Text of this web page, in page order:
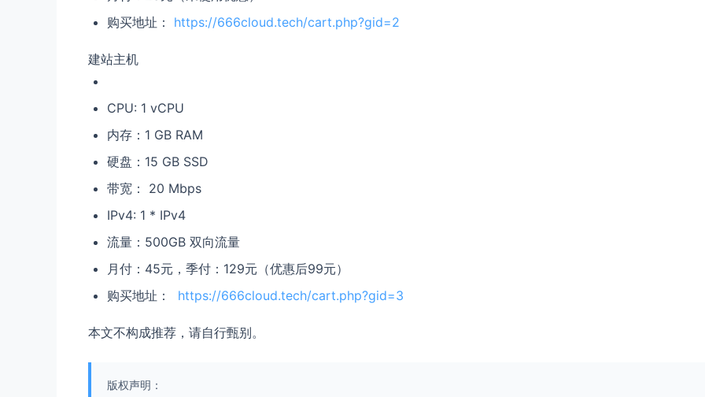
购买地址： https://666cloud.tech/cart.php?gid=2
建站主机
CPU: 1 vCPU
内存：1 GB RAM
硬盘：15 GB SSD
带宽： 20 Mbps
IPv4: 1 * IPv4
流量：500GB 双向流量
月付：45元，季付：129元（优惠后99元）
购买地址： https://666cloud.tech/cart.php?gid=3
本文不构成推荐，请自行甄别。
版权声明：